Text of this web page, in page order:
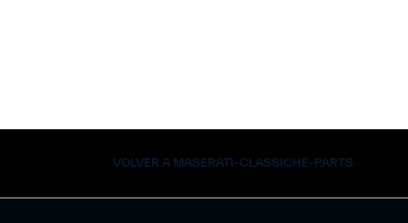
VOLVER A MASERATI-CLASSICHE-PARTS